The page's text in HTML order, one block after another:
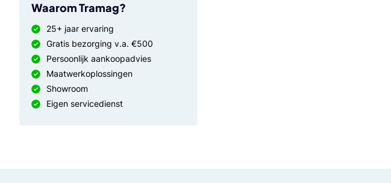
Waarom Tramag?
25+ jaar ervaring
Gratis bezorging v.a. €500
Persoonlijk aankoopadvies
Maatwerkoplossingen
Showroom
Eigen servicedienst